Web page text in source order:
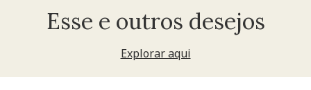
Esse e outros desejos
Explorar aqui